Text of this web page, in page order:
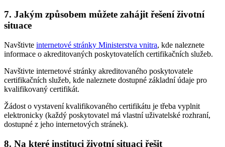
7. Jakým způsobem můžete zahájit řešení životní
situace
Navštivte internetové stránky Ministerstva vnitra, kde naleznete
informace o akreditovaných poskytovatelích certifikačních služeb.
Navštivte internetové stránky akreditovaného poskytovatele
certifikačních služeb, kde naleznete dostupné základní údaje pro
kvalifikovaný certifikát.
Žádost o vystavení kvalifikovaného certifikátu je třeba vyplnit
elektronicky (každý poskytovatel má vlastní uživatelské rozhraní,
dostupné z jeho internetových stránek).
8. Na které instituci životní situaci řešit